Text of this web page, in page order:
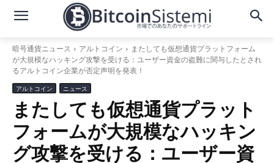
暗号通貨ニュース アルトコイン
またしても仮想通貨プラットフォーム
が大規模なハッキング攻撃を受ける：ユーザー資金の盗難に関与したとされ
るアルトコイン企業が否定声明を発表！
アルトコイン ニュース
またしても仮想通貨プラット
フォームが大規模なハッキン
グ攻撃を受ける：ユーザー資